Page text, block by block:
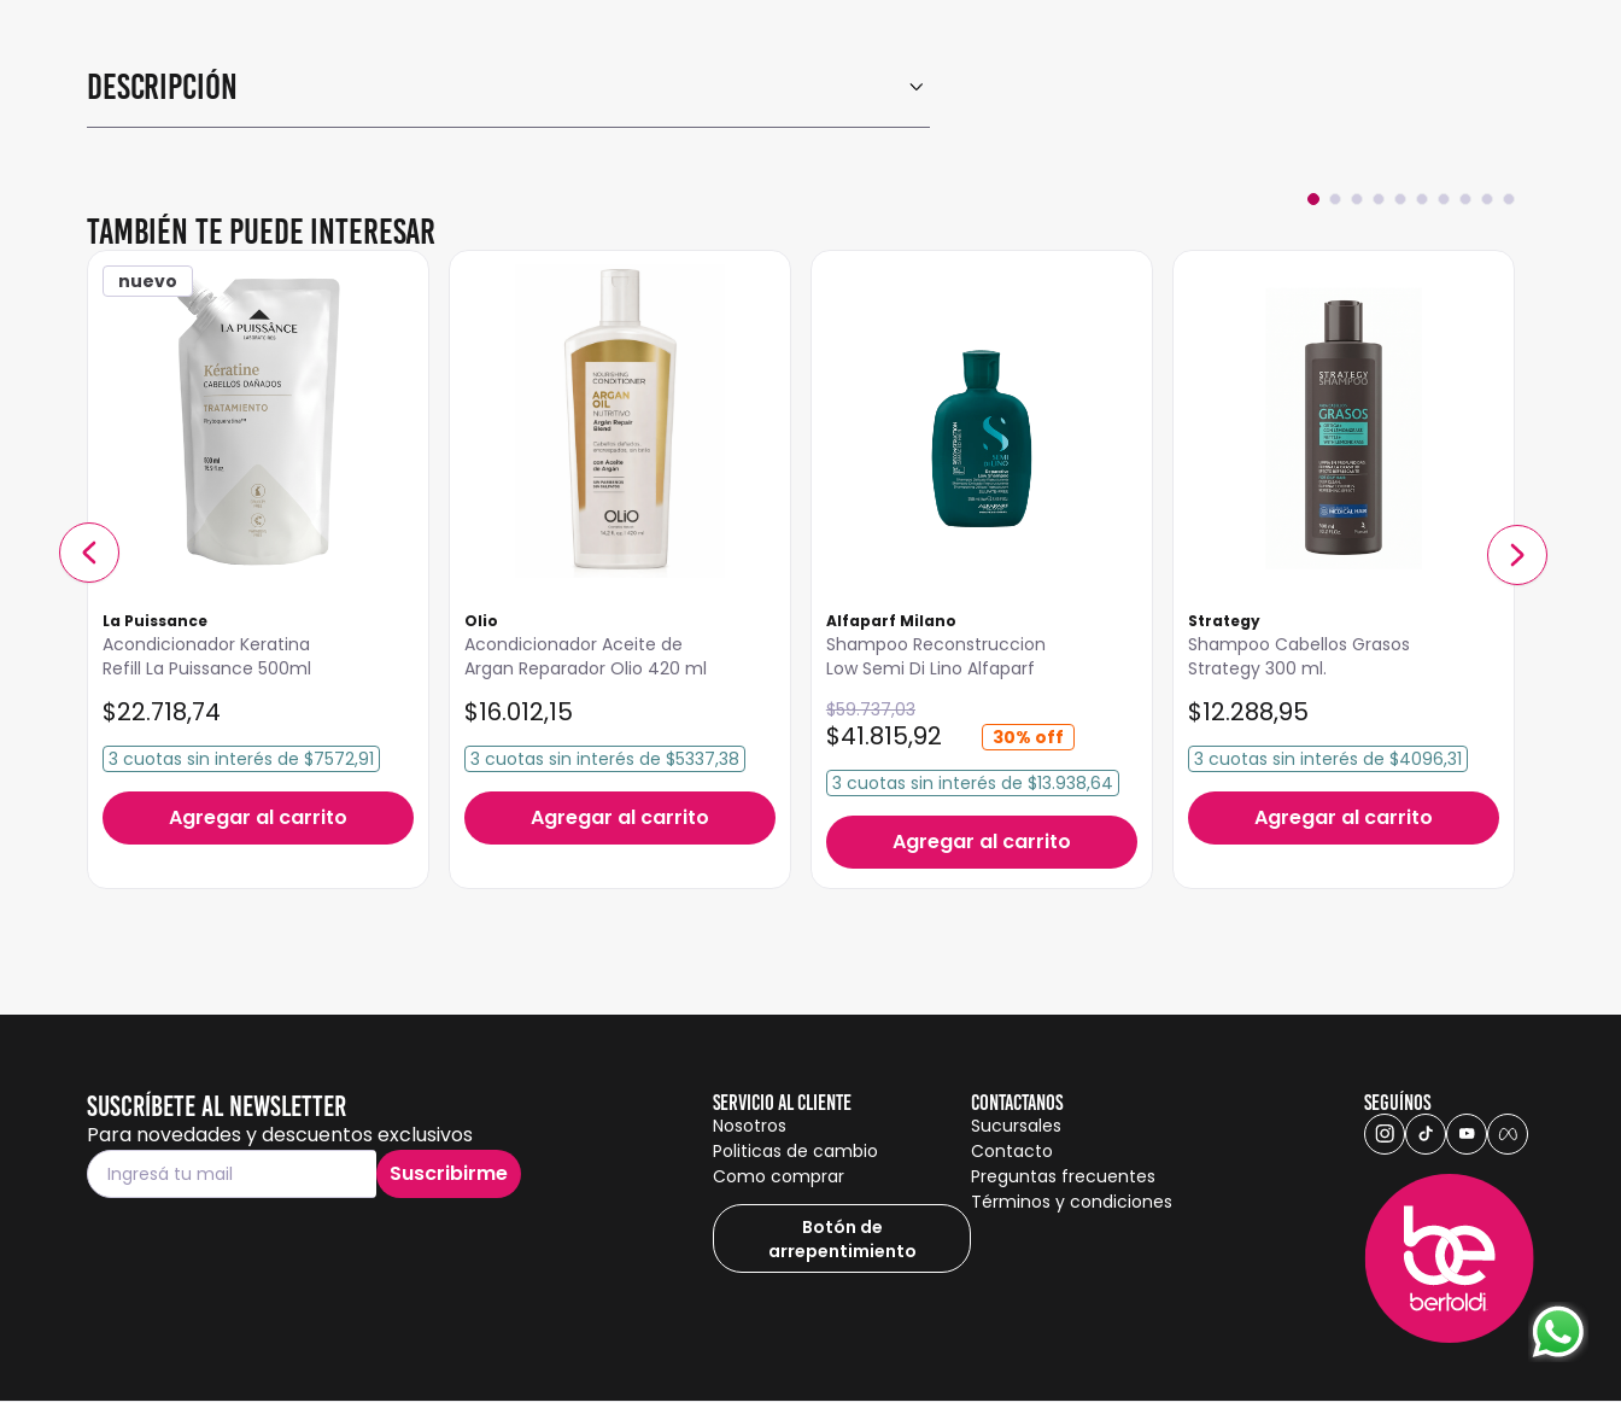
Descripción
También te puede interesar
nuevo
La Puissance
Acondicionador Keratina
Refill La Puissance 500ml
$22.718,74
3 cuotas sin interés de $7572,91
Agregar al carrito
Olio
Acondicionador Aceite de
Argan Reparador Olio 420 ml
$16.012,15
3 cuotas sin interés de $5337,38
Agregar al carrito
Alfaparf Milano
Shampoo Reconstruccion
Low Semi Di Lino Alfaparf
30%
$59.737,03
$41.815,92
3 cuotas sin interés de $13.938,64
Agregar al carrito
Strategy
Shampoo Cabellos Grasos
Strategy 300 ml.
$12.288,95
3 cuotas sin interés de $4096,31
Agregar al carrito
Suscríbete al Newsletter
Para novedades y descuentos exclusivos
Suscribirme
Servicio al cliente
Nosotros
Politicas de cambio
Como comprar
Botón de
arrepentimiento
Contactanos
Sucursales
Contacto
Preguntas frecuentes
Términos y condiciones
Seguínos